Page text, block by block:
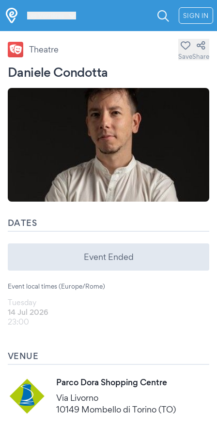
SIGN IN
Daniele Condotta
Theatre
SaveShare
DATES
Event Ended
Event local times (Europe/Rome)
Tuesday
14 Jul 2026
23:00
VENUE
Parco Dora Shopping Centre
Via Livorno
10149 Mombello di Torino (TO)